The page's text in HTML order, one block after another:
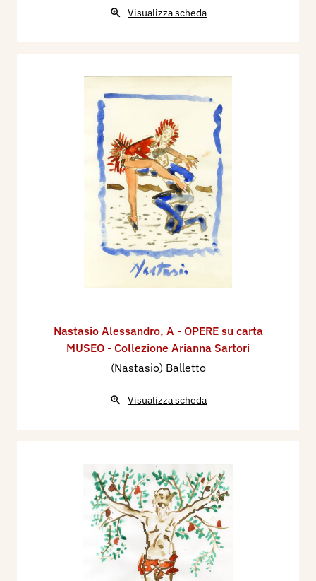
Visualizza scheda
Nastasio Alessandro, A - OPERE su carta
MUSEO - Collezione Arianna Sartori
(Nastasio) Balletto
Visualizza scheda